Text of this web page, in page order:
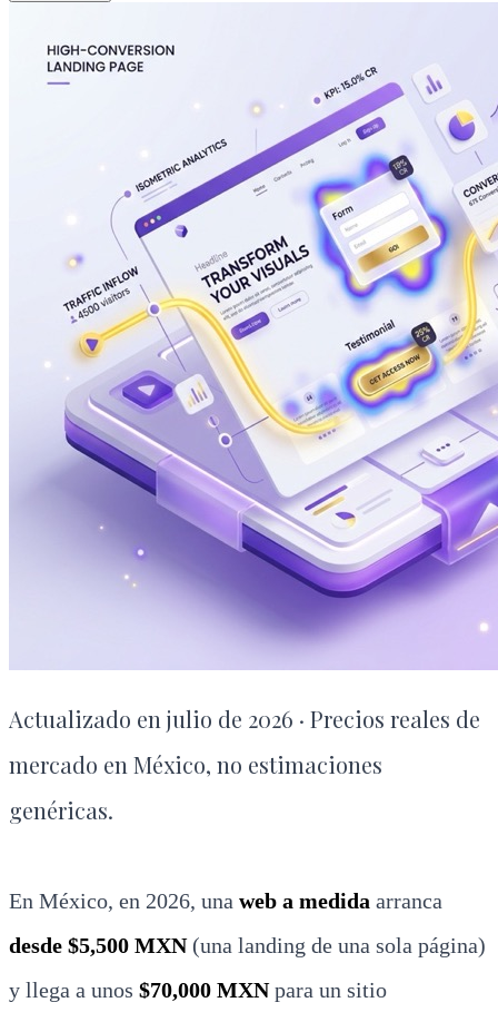
Actualizado en julio de 2026 · Precios reales de
mercado en México, no estimaciones
genéricas.
En México, en 2026, una web a medida arranca
desde $5,500 MXN(una landing de una sola página)
y llega a unos $70,000 MXNpara un sitio